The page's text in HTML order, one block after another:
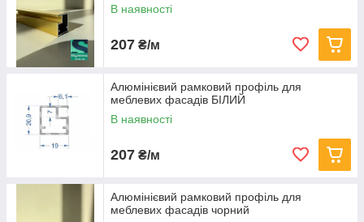
В наявності
207 ₴/м
Алюмінієвий рамковий профіль для
меблевих фасадів БІЛИЙ
В наявності
207 ₴/м
Алюмінієвий рамковий профіль для
меблевих фасадів чорний